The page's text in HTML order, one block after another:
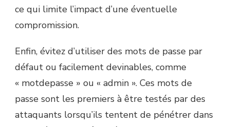
ce qui limite l’impact d’une éventuelle
compromission.
Enfin, évitez d’utiliser des mots de passe par
défaut ou facilement devinables, comme
« motdepasse » ou « admin ». Ces mots de
passe sont les premiers à être testés par des
attaquants lorsqu’ils tentent de pénétrer dans